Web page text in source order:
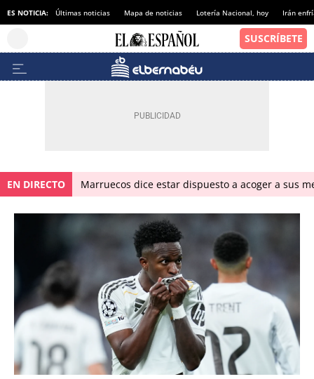
ES NOTICIA: Últimas noticias Mapa de noticias Lotería Nacional, hoy Irán
EN DIRECTO Marruecos dice estar dispuesto a acoger a sus